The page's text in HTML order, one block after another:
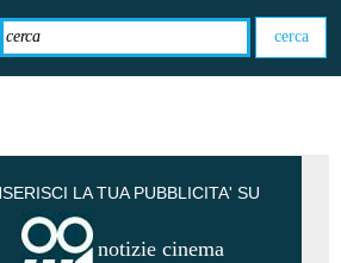
LA TUA PUBBLICITA' SU
notizie cinema